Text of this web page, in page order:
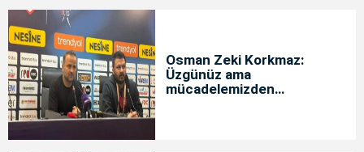
Osman Zeki Korkmaz:
Üzgünüz ama
mücadelemizden